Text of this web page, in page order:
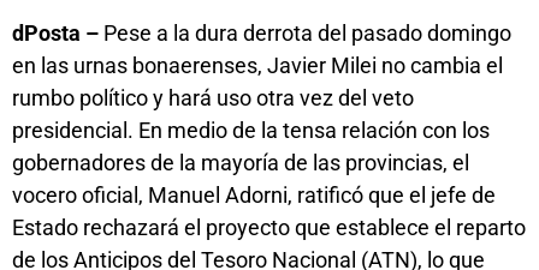
dPosta – Pese a la dura derrota del pasado domingo
en las urnas bonaerenses, Javier Milei no cambia el
rumbo político y hará uso otra vez del veto
presidencial. En medio de la tensa relación con los
gobernadores de la mayoría de las provincias, el
vocero oficial, Manuel Adorni, ratificó que el jefe de
Estado rechazará el proyecto que establece el reparto
de los Anticipos del Tesoro Nacional (ATN), lo que